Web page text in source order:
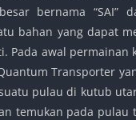
bernama “SAI”
bahan yang dapat
Pada awal permainan
Transporter
pulau di kutub
temukan pada pulau